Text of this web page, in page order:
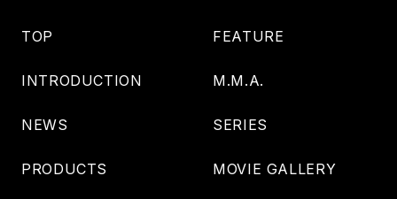
TOP
INTRODUCTION
NEWS
PRODUCTS
FEATURE
M.M.A.
SERIES
MOVIE GALLERY